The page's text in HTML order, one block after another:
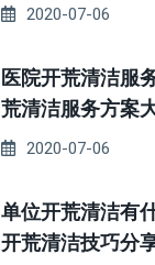
2020-07-06
医院开荒清洁服
荒清洁服务方案
2020-07-06
单位开荒清洁有
开荒清洁技巧分